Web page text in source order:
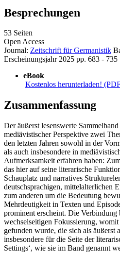
Besprechungen
53 Seiten
Open Access
Journal: Zeitschrift für Germanistik
Erscheinungsjahr 2025 pp. 683 - 735
eBook
Kostenlos herunterladen!
Zusammenfassung
Der äußerst lesenswerte
mediävistischer Perspektive zwei
den letzten Jahren sowohl in der
als auch insbesondere in
Aufmerksamkeit erfahren haben:
das hier auf seine literarische
Schauplatz und narratives
deutschsprachigen, mittelalterlichen
zum anderen um die Bedeutung
Mehrdeutigkeit in Texten und
prominent erscheint. Die
wechselseitigen Fokussierung,
gefunden wurde, die sich als äußerst
insbesondere für die Seite der
Settings‘, wie sie im Band genannt